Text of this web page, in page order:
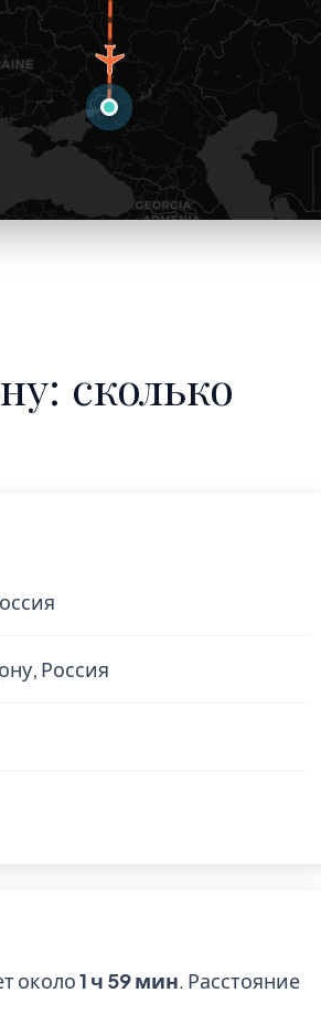
сколько
Россия
около1 ч 59 мин. Расстояние